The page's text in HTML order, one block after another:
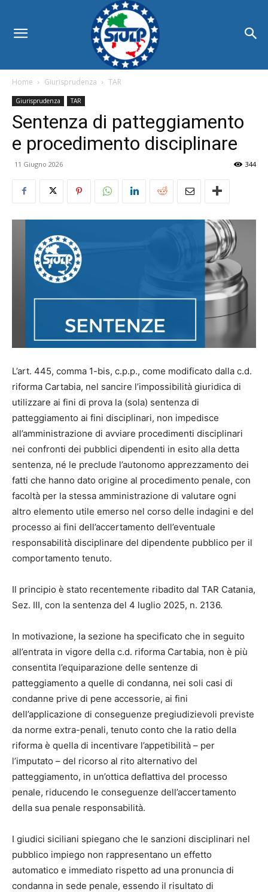
Home Giurisprudenza TAR
Giurisprudenza TAR
Sentenza di patteggiamento
e procedimento disciplinare
11 Giugno 2026 344
L’art. 445, comma 1-bis, c.p.p., come modificato dalla c.d.
riforma Cartabia, nel sancire l’impossibilità giuridica di
utilizzare ai fini di prova la (sola) sentenza di
patteggiamento ai fini disciplinari, non impedisce
all’amministrazione di avviare procedimenti disciplinari
nei confronti dei pubblici dipendenti in esito alla detta
sentenza, né le preclude l’autonomo apprezzamento dei
fatti che hanno dato origine al procedimento penale, con
facoltà per la stessa amministrazione di valutare ogni
altro elemento utile emerso nel corso delle indagini e del
processo ai fini dell’accertamento dell’eventuale
responsabilità disciplinare del dipendente pubblico per il
comportamento tenuto.
Il principio è stato recentemente ribadito dal TAR Catania,
Sez. III, con la sentenza del 4 luglio 2025, n. 2136.
In motivazione, la sezione ha specificato che in seguito
all’entrata in vigore della c.d. riforma Cartabia, non è più
consentita l’equiparazione delle sentenze di
patteggiamento a quelle di condanna, nei soli casi di
condanne prive di pene accessorie, ai fini
dell’applicazione di conseguenze pregiudizievoli previste
da norme extra-penali, tenuto conto che la ratio della
riforma è quella di incentivare l’appetibilità – per
l’imputato – del ricorso al rito alternativo del
patteggiamento, in un’ottica deflattiva del processo
penale, riducendo le conseguenze dell’accertamento
della sua penale responsabilità.
I giudici siciliani spiegano che le sanzioni disciplinari nel
pubblico impiego non rappresentano un effetto
automatico e immediato rispetto ad una pronuncia di
condanna in sede penale, essendo il risultato di